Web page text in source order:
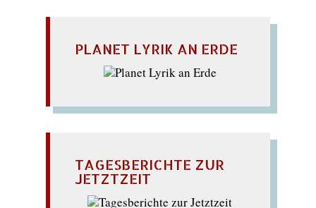
PLANET LYRIK AN ERDE
TAGESBERICHTE ZUR
JETZTZEIT